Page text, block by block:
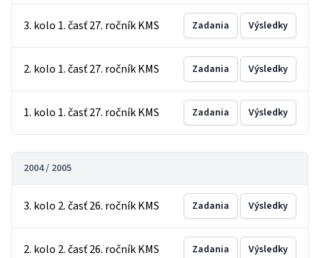
3. kolo 1. časť 27. ročník KMS Zadania Výsledky
2. kolo 1. časť 27. ročník KMS Zadania Výsledky
1. kolo 1. časť 27. ročník KMS Zadania Výsledky
2004 / 2005
3. kolo 2. časť 26. ročník KMS Zadania Výsledky
2. kolo 2. časť 26. ročník KMS Zadania Výsledky